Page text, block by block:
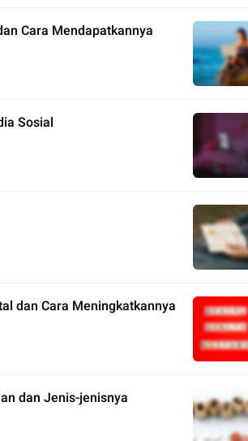
Cara Mendapatkannya
Sosial
dan Cara Meningkatkannya
dan Jenis-jenisnya